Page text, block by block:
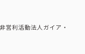
営利活動法人ガイア・